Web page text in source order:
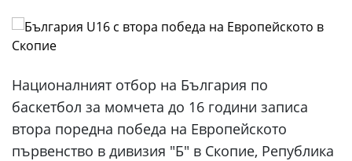
Националният отбор на България по
баскетбол за момчета до 16 години записа
втора поредна победа на Европейското
първенство в дивизия "Б" в Скопие, Република